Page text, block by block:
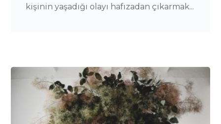
kişinin yaşadığı olayı hafızadan çıkarmak...